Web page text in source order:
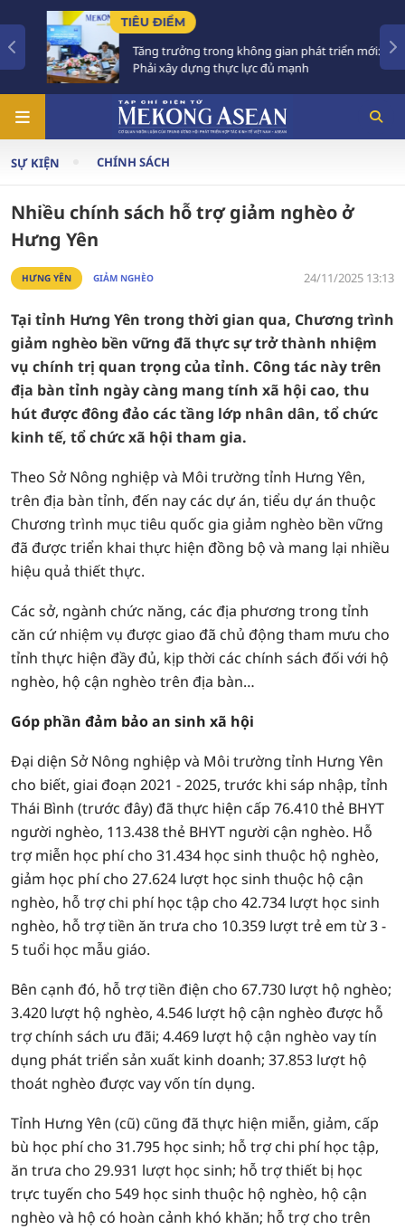
TIÊU ĐIỂM
Tăng trưởng trong không gian phát triển mới:
Phải xây dựng thực lực đủ mạnh
SỰ KIỆN CHÍNH SÁCH
Nhiều chính sách hỗ trợ giảm nghèo ở
Hưng Yên
HƯNG YÊN GIẢM NGHÈO 24/11/2025 13:13
Tại tỉnh Hưng Yên trong thời gian qua, Chương trình
giảm nghèo bền vững đã thực sự trở thành nhiệm
vụ chính trị quan trọng của tỉnh. Công tác này trên
địa bàn tỉnh ngày càng mang tính xã hội cao, thu
hút được đông đảo các tầng lớp nhân dân, tổ chức
kinh tế, tổ chức xã hội tham gia.
Theo Sở Nông nghiệp và Môi trường tỉnh Hưng Yên,
trên địa bàn tỉnh, đến nay các dự án, tiểu dự án thuộc
Chương trình mục tiêu quốc gia giảm nghèo bền vững
đã được triển khai thực hiện đồng bộ và mang lại nhiều
hiệu quả thiết thực.
Các sở, ngành chức năng, các địa phương trong tỉnh
căn cứ nhiệm vụ được giao đã chủ động tham mưu cho
tỉnh thực hiện đầy đủ, kịp thời các chính sách đối với hộ
nghèo, hộ cận nghèo trên địa bàn…
Góp phần đảm bảo an sinh xã hội
Đại diện Sở Nông nghiệp và Môi trường tỉnh Hưng Yên
cho biết, giai đoạn 2021 - 2025, trước khi sáp nhập, tỉnh
Thái Bình (trước đây) đã thực hiện cấp 76.410 thẻ BHYT
người nghèo, 113.438 thẻ BHYT người cận nghèo. Hỗ
trợ miễn học phí cho 31.434 học sinh thuộc hộ nghèo,
giảm học phí cho 27.624 lượt học sinh thuộc hộ cận
nghèo, hỗ trợ chi phí học tập cho 42.734 lượt học sinh
nghèo, hỗ trợ tiền ăn trưa cho 10.359 lượt trẻ em từ 3 -
5 tuổi học mẫu giáo.
Bên cạnh đó, hỗ trợ tiền điện cho 67.730 lượt hộ nghèo;
3.420 lượt hộ nghèo, 4.546 lượt hộ cận nghèo được hỗ
trợ chính sách ưu đãi; 4.469 lượt hộ cận nghèo vay tín
dụng phát triển sản xuất kinh doanh; 37.853 lượt hộ
thoát nghèo được vay vốn tín dụng.
Tỉnh Hưng Yên (cũ) cũng đã thực hiện miễn, giảm, cấp
bù học phí cho 31.795 học sinh; hỗ trợ chi phí học tập,
ăn trưa cho 29.931 lượt học sinh; hỗ trợ thiết bị học
trực tuyến cho 549 học sinh thuộc hộ nghèo, hộ cận
nghèo và hộ có hoàn cảnh khó khăn; hỗ trợ cho trên